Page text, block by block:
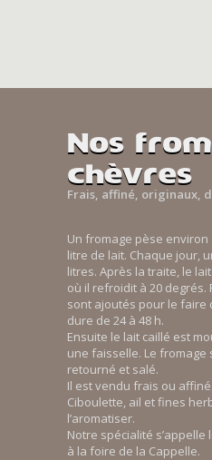
Nos
chèvres
Frais, affiné, originaux,
Un fromage pèse environ
litre de lait. Chaque jour,
litres. Après la traite, le
où il refroidit à 20 degrés.
sont ajoutés pour le faire
dure de 24 à 48 h.
Ensuite le lait caillé est
une faisselle. Le fromage
retourné et salé.
Il est vendu frais ou
Ciboulette, ail et fines
l’aromatiser.
Notre spécialité s’appelle
à la foire de la Cappelle.